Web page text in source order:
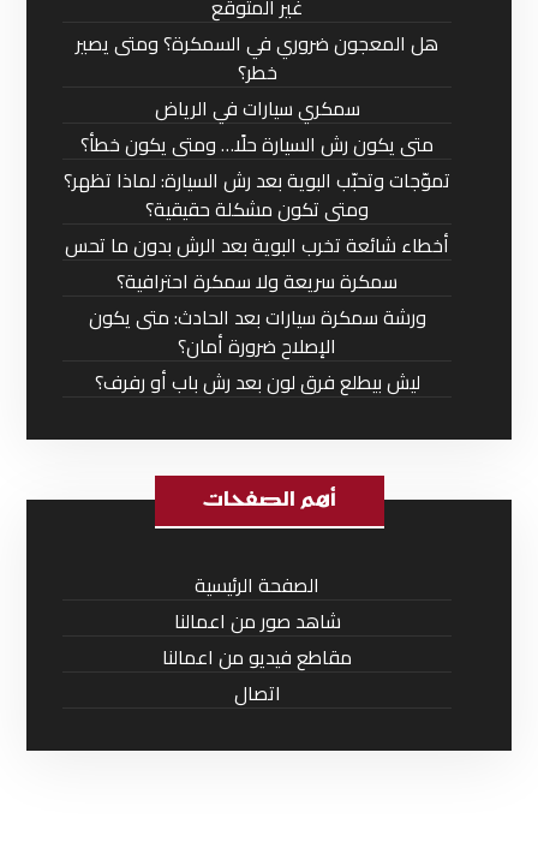
غير المتوقع
هل المعجون ضروري في السمكرة؟ ومتى يصير
خطر؟
سمكري سيارات في الرياض
متى يكون رش السيارة حلًا… ومتى يكون خطأ؟
تموّجات وتحبّب البوية بعد رش السيارة: لماذا تظهر؟
ومتى تكون مشكلة حقيقية؟
أخطاء شائعة تخرب البوية بعد الرش بدون ما تحس
سمكرة سريعة ولا سمكرة احترافية؟
ورشة سمكرة سيارات بعد الحادث: متى يكون
الإصلاح ضرورة أمان؟
ليش بيطلع فرق لون بعد رش باب أو رفرف؟
أهم الصفحات
الصفحة الرئيسية
شاهد صور من اعمالنا
مقاطع فيديو من اعمالنا
اتصال